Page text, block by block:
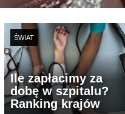
ŚWIAT
Ile zapłacimy za
dobę w szpitalu?
Ranking krajów